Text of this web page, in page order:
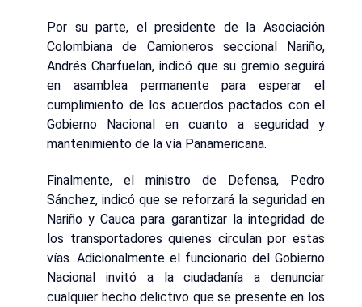
Por su parte, el presidente de la Asociación
Colombiana de Camioneros seccional Nariño,
Andrés Charfuelan, indicó que su gremio seguirá
en asamblea permanente para esperar el
cumplimiento de los acuerdos pactados con el
Gobierno Nacional en cuanto a seguridad y
mantenimiento de la vía Panamericana.
Finalmente, el ministro de Defensa, Pedro
Sánchez, indicó que se reforzará la seguridad en
Nariño y Cauca para garantizar la integridad de
los transportadores quienes circulan por estas
vías. Adicionalmente el funcionario del Gobierno
Nacional invitó a la ciudadanía a denunciar
cualquier hecho delictivo que se presente en los